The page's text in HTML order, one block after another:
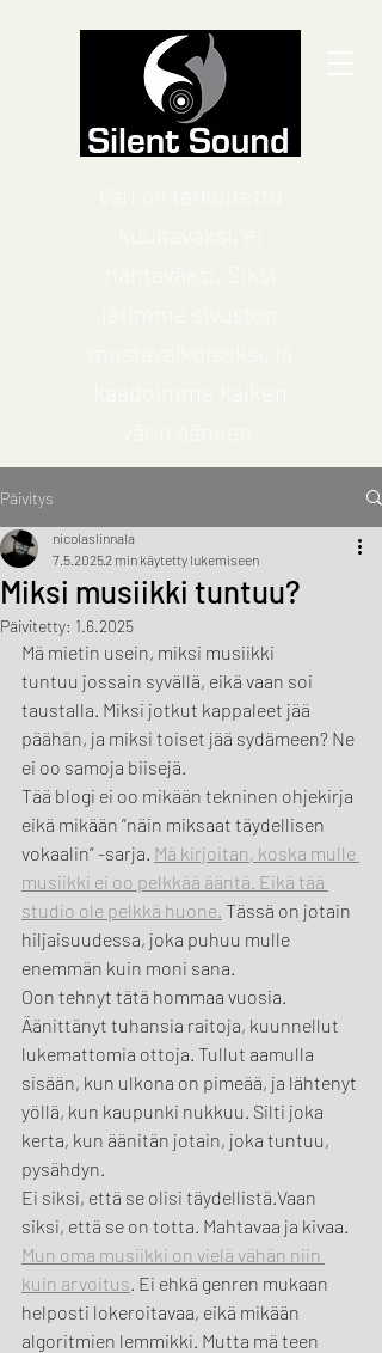
Päivitys
Miksi musiikki tuntuu?
nicolaslinnala
7.5.20252 min käytetty lukemiseen
Päivitetty: 1.6.2025
Mä mietin usein, miksi musiikki
tuntuu jossain syvällä, eikä vaan soi
taustalla. Miksi jotkut kappaleet jää
päähän, ja miksi toiset jää sydämeen? Ne
ei oo samoja biisejä.
Tää blogi ei oo mikään tekninen ohjekirja
eikä mikään ”näin miksaat täydellisen
vokaalin” -sarja. Mä kirjoitan, koska mulle
musiikki ei oo pelkkää ääntä. Eikä tää
studio ole pelkkä huone. Tässä on jotain
hiljaisuudessa, joka puhuu mulle
enemmän kuin moni sana.
Oon tehnyt tätä hommaa vuosia.
Äänittänyt tuhansia raitoja, kuunnellut
lukemattomia ottoja. Tullut aamulla
sisään, kun ulkona on pimeää, ja lähtenyt
yöllä, kun kaupunki nukkuu. Silti joka
kerta, kun äänitän jotain, joka tuntuu,
pysähdyn.
Ei siksi, että se olisi täydellistä.Vaan
siksi, että se on totta. Mahtavaa ja kivaa.
Mun oma musiikki on vielä vähän niin
kuin arvoitus. Ei ehkä genren mukaan
helposti lokeroitavaa, eikä mikään
algoritmien lemmikki. Mutta mä teen